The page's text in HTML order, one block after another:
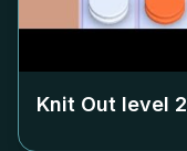
Knit Out level